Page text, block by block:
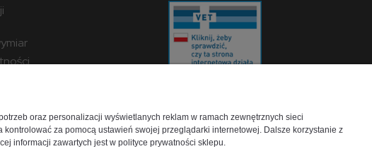
Wojewódzki Inspektorat
oraz personalizacji wyświetlanych reklam w ramach zewnętrznych sieci
za pomocą ustawień swojej przeglądarki internetowej. Dalsze korzystanie z
informacji zawartych jest w polityce prywatności sklepu.